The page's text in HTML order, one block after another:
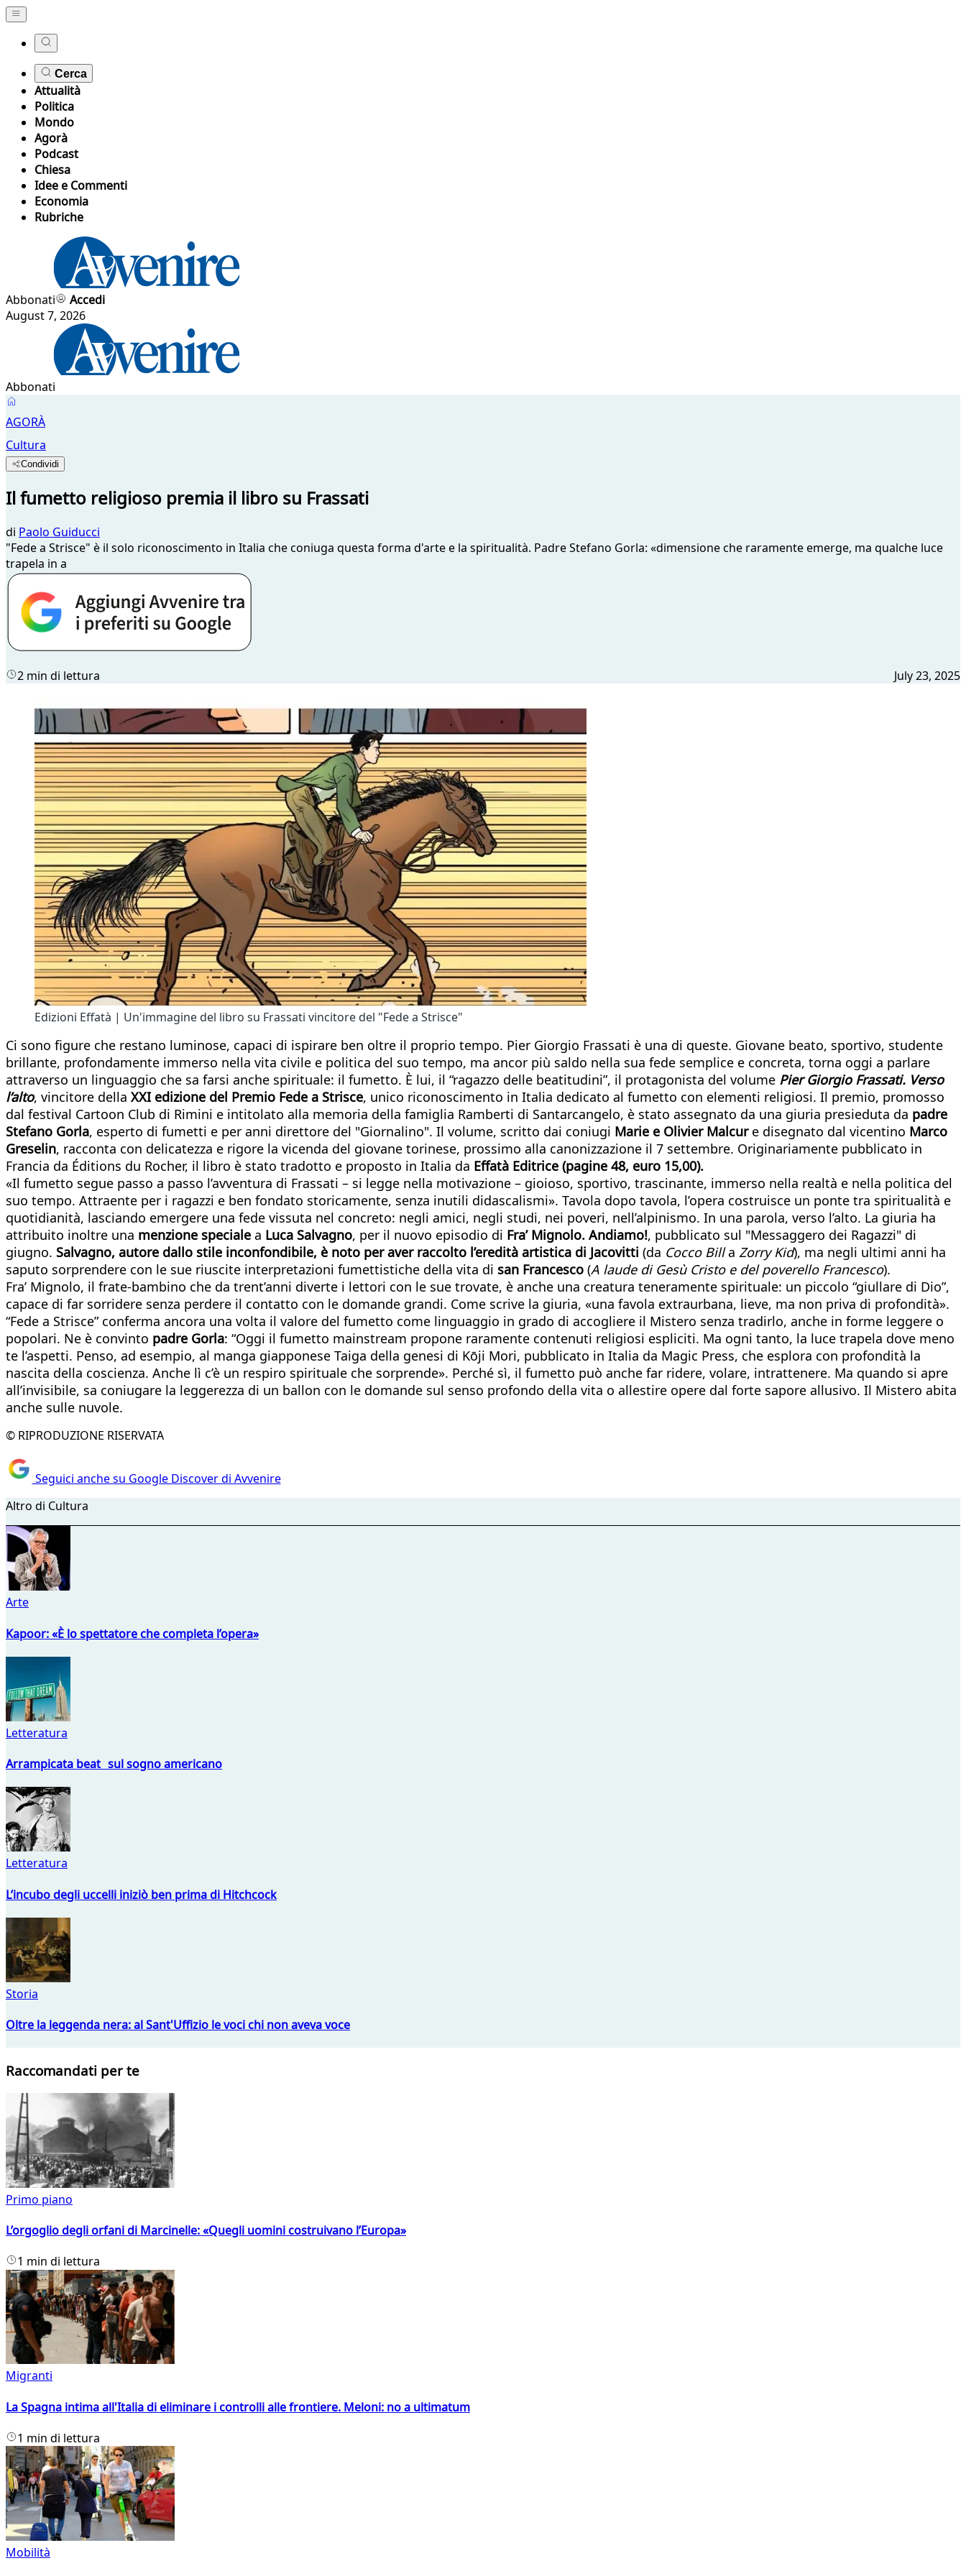
Cerca
Attualità
Politica
Mondo
Agorà
Podcast
Chiesa
Idee e Commenti
Economia
Rubriche
Abbonati
Accedi
August 7, 2026
Abbonati
AGORÀ
Cultura
Condividi
Il fumetto religioso premia il libro su Frassati
di Paolo Guiducci
"Fede a Strisce" è il solo riconoscimento in Italia che coniuga questa forma d'arte e la spiritualità. Padre Stefano Gorla: «dimensione che raramente emerge, ma qualche luce
trapela in a
2 min di lettura July 23, 2025
Edizioni Effatà | Un'immagine del libro su Frassati vincitore del "Fede a Strisce"
Ci sono figure che restano luminose, capaci di ispirare ben oltre il proprio tempo. Pier Giorgio Frassati è una di queste. Giovane beato, sportivo, studente
brillante, profondamente immerso nella vita civile e politica del suo tempo, ma ancor più saldo nella sua fede semplice e concreta, torna oggi a parlare
attraverso un linguaggio che sa farsi anche spirituale: il fumetto.​ È lui, il “ragazzo delle beatitudini”, il protagonista del volume PierGiorgio Frassati. Verso
l’alto, vincitore della XXI edizione del Premio Fede a Strisce, unico riconoscimento in Italia dedicato al fumetto con elementi religiosi. Il premio, promosso
dal festival Cartoon Club di Rimini e intitolato alla memoria della famiglia Ramberti di Santarcangelo, è stato assegnato da una giuria presieduta da padre
Stefano Gorla, esperto di fumetti e per anni direttore del "Giornalino". Il volume, scritto dai coniugi Marie e Olivier Malcure disegnato dal vicentino Marco
Greselin, racconta con delicatezza e rigore la vicenda del giovane torinese, prossimo alla canonizzazione il 7 settembre. Originariamente pubblicato in
Francia da Éditions du Rocher, il libro è stato tradotto e proposto in Italia da Effatà Editrice (pagine 48, euro 15,00).
«Il fumetto segue passo a passo l’avventura di Frassati – si legge nella motivazione – gioioso, sportivo, trascinante, immerso nella realtà e nella politica del
suo tempo. Attraente per i ragazzi e ben fondato storicamente, senza inutili didascalismi». Tavola dopo tavola, l’opera costruisce un ponte tra spiritualità e
quotidianità, lasciando emergere una fede vissuta nel concreto: negli amici, negli studi, nei poveri, nell’alpinismo. In una parola, verso l’alto. La giuria ha
attribuito inoltre una menzione speciale a Luca Salvagno, per il nuovo episodio di Fra’ Mignolo. Andiamo!, pubblicato sul "Messaggero dei Ragazzi" di
giugno. Salvagno, autore dallo stile inconfondibile, è noto per aver raccolto l’eredità artistica di Jacovitti (da Cocco Billa Zorry Kid), ma negli ultimi anni ha
saputo sorprendere con le sue riuscite interpretazioni fumettistiche della vita di san Francesco (A laude di Gesù Cristo e del poverello Francesco).
Fra’ Mignolo, il frate-bambino che da trent’anni diverte i lettori con le sue trovate, è anche una creatura teneramente spirituale: un piccolo “giullare di Dio”,
capace di far sorridere senza perdere il contatto con le domande grandi. Come scrive la giuria, «una favola extraurbana, lieve, ma non priva di profondità».
“Fede a Strisce” conferma ancora una volta il valore del fumetto come linguaggio in grado di accogliere il Mistero senza tradirlo, anche in forme leggere o
popolari. Ne è convinto padre Gorla: “Oggi il fumetto mainstream propone raramente contenuti religiosi espliciti. Ma ogni tanto, la luce trapela dove meno
te l’aspetti. Penso, ad esempio, al manga giapponese Taiga della genesi di Kōji Mori, pubblicato in Italia da Magic Press, che esplora con profondità la
nascita della coscienza. Anche lì c’è un respiro spirituale che sorprende». Perché sì, il fumetto può anche far ridere, volare, intrattenere. Ma quando si apre
all’invisibile, sa coniugare la leggerezza di un ballon con le domande sul senso profondo della vita o allestire opere dal forte sapore allusivo. Il Mistero abita
anche sulle nuvole.
© RIPRODUZIONE RISERVATA
Seguici anche su Google Discover di Avvenire
Altro di Cultura
Arte
Kapoor: «È lo spettatore che completa l’opera»
Letteratura
Arrampicata beat sul sogno americano
Letteratura
L’incubo degli uccelli iniziò ben prima di Hitchcock
Storia
Oltre la leggenda nera: al Sant'Uffizio le voci chi non aveva voce
Raccomandati per te
Primo piano
L’orgoglio degli orfani di Marcinelle: «Quegli uomini costruivano l’Europa»
1 min di lettura
Migranti
La Spagna intima all'Italia di eliminare i controlli alle frontiere. Meloni: no a ultimatum
1 min di lettura
Mobilità